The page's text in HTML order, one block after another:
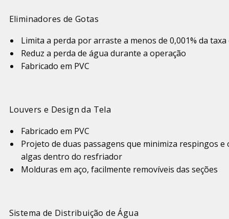
Eliminadores de Gotas
Limita a perda por arraste a menos de 0,001% da
Reduz a perda de água durante a operação
Fabricado em PVC
Louvers e Design da Tela
Fabricado em PVC
Projeto de duas passagens que minimiza respingos
algas dentro do resfriador
Molduras em aço, facilmente removíveis das seções
Sistema de Distribuição de Água